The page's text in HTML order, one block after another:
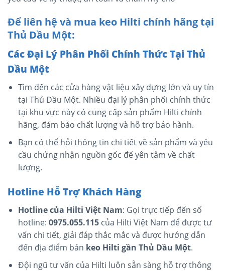
Để liên hệ và mua keo Hilti chính hãng tại
Thủ Dầu Một:
Các Đại Lý Phân Phối Chính Thức Tại Thủ
Dầu Một
Tìm đến các cửa hàng vật liệu xây dựng lớn và uy tín
tại Thủ Dầu Một. Nhiều đại lý phân phối chính thức
tại khu vực này có cung cấp sản phẩm Hilti chính
hãng, đảm bảo chất lượng và hỗ trợ bảo hành.
Bạn có thể hỏi thông tin chi tiết về sản phẩm và yêu
cầu chứng nhận nguồn gốc để yên tâm về chất
lượng.
Hotline Hỗ Trợ Khách Hàng
Hotline của Hilti Việt Nam: Gọi trực tiếp đến số
hotline: 0975.055.115của Hilti Việt Nam để được tư
vấn chi tiết, giải đáp thắc mắc và được hướng dẫn
đến địa điểm bán keo Hilti gần Thủ Dầu Một.
Đội ngũ tư vấn của Hilti luôn sẵn sàng hỗ trợ thông